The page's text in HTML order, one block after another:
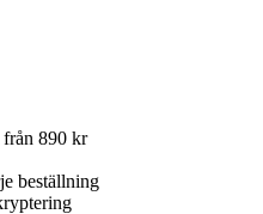
från 890 kr
beställning